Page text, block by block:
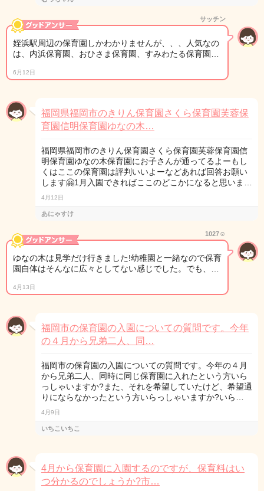
サッチン
姪浜駅周辺の保育園しかわかりませんが、、、人気なの
は、内浜保育園、おひさま保育園、すみわたる保育園…
6月12日
福岡県福岡市のきりん保育園さくら保育園芙蓉保
育園信明保育園ゆなの木…
福岡県福岡市のきりん保育園さくら保育園芙蓉保育園信
明保育園ゆなの木保育園にお子さんが通ってるよーもし
くはここの保育園は評判いいよーなどあれば回答お願い
します🤗1月入園できればここのどこかになると思いま…
4月12日
あにゃすけ
1027☺︎
ゆなの木は見学だけ行きました!幼稚園と一緒なので保育
園自体はそんなに広々としてない感じでした。でも、…
4月13日
福岡市の保育園の入園についての質問です。今年
の４月から兄弟二人、同…
福岡市の保育園の入園についての質問です。今年の４月
から兄弟二人、同時に同じ保育園に入れたという方いら
っしゃいますか?また、それを希望していたけど、希望通
りにならなかったという方いらっしゃいますか?いら…
4月9日
いちこいちこ
4月から保育園に入園するのですが、保育料はい
つ分かるのでしょうか?市…